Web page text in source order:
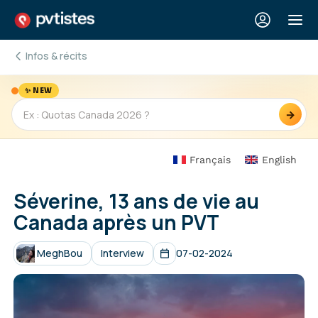
Infos & récits
✨ NEW
→
Français English
Séverine, 13 ans de vie au
Canada après un PVT
MeghBou Interview 07-02-2024